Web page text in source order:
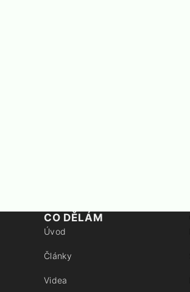
CO DĚLÁM
Úvod
Články
Videa